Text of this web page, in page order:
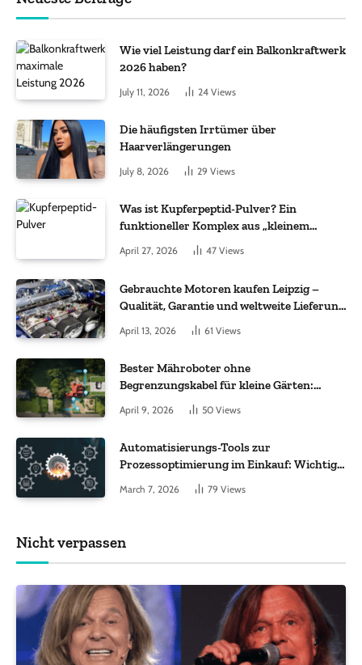
Wie viel Leistung darf ein Balkonkraftwerk
2026 haben?
July 11, 2026 24 Views
Die häufigsten Irrtümer über
Haarverlängerungen
July 8, 2026 29 Views
Was ist Kupferpeptid-Pulver? Ein
funktioneller Komplex aus „kleinem
Molekül + Metall“
April 27, 2026 47 Views
Gebrauchte Motoren kaufen Leipzig –
Qualität, Garantie und weltweite Lieferung
April 13, 2026 61 Views
Bester Mähroboter ohne
Begrenzungskabel für kleine Gärten:
Worauf es bei 200 bis 500 m² wirklich
ankommt
April 9, 2026 50 Views
Automatisierungs-Tools zur
Prozessoptimierung im Einkauf: Wichtige
Funktionen, auf die Sie achten sollten
March 7, 2026 79 Views
Nicht verpassen